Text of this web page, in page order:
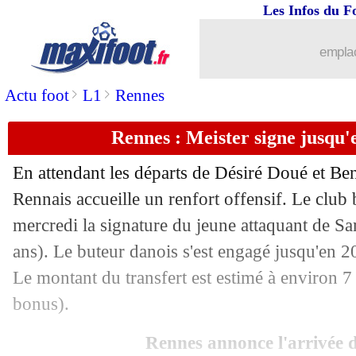
Actu foot> L1 > Rennes
Les Infos du
Rennes : Meister signe
En attendant les départs de Désiré Doué et
Rennais accueille un renfort offensif. Le club
mercredi la signature du jeune attaquant de
ans). Le buteur danois s'est engagé jusqu'en
Le montant du transfert est estimé à environ
bonus).
Rennes annonce l'arrivée
PSG: un prêt pour Moscardo ?
15/08 PSG
15/08 Real: Pérez content pour Mbappé
15/08 PSG : vers la fin de la piste Sancho ?
15/08 Real: son but, Valverde a pensé à
15/08 Leeds: Brighton active la clause de
15/08 Newcastle
: mieux que la BBC ? Ancelotti